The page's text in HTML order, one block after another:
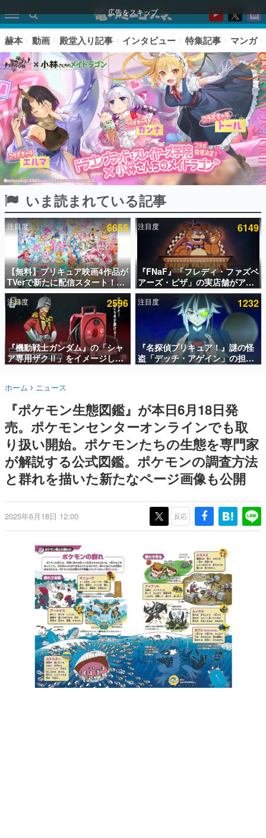
広告をスキップ
ピックアップ
電ファミのいま読まれている記事ランキング
アプリセール情報
インタビュー
連載・特集一覧
殿堂入り記事
SNS拡散数が数千以上！ ページビュー数万以上！ などな
ど。多くの人々に読まれた、電ファミ渾身の“殿堂入り”記
事をまとめました。
名作ゲームクリエイターの方々に製作時のエピソードをお
きます。
赫本
この物語を解いてはいけない。『赫本』は、〈試験問題〉
の形をした短編ホラー小説集です。
新世代に訊く
これからのデジタルゲーム市場を担う若きクリエイター達
ゲーム世代の作家たち
ゲームに多大な影響を受けた作家さんに取材し、ゲームが
画です。
日本モバイルゲーム産業史
日本のモバイルゲーム史における主要なトピック・タイト
ルを網羅するほか、開発者へのインタビューや識者による
解説を掲載。約20年の歴史が一望できる決定版！
若ゲのいたり〜ゲームクリエイターの青春〜
『うつヌケ』『ペンと箸』等で知られるマンガ家・田中圭
一先生によるゲーム業界レポートマンガです。
なんでゲームは面白い？
ゲーム開発者・hamatsu氏がゲームの魅力を画面や操作の
具体的な形から解き明かしていく、硬派で骨太な評論連載
赫本 動画 殿堂入り記事 インタビュー 特集記事 マンガ
いま読まれている記事
注目度 6655
【無料】プリキュア映画4作品が
TVerで新たに配信スタート！な
んと2018年～2024年の映画ほぼ
すべてが見放題に、ぶっちゃけ
ありえないラインナップ
注目度 6149
『FNaF』「フレディ・ファズベ
アーズ・ピザ」の実店舗がアメ
リカの商業施設「American
Dream」に2027年オープン！
ScottGamesとの共同開発、食
事だけでなくステージショーや
没入型のホラー体験も楽しめる
注目度 2596
『機動戦士ガンダム』の「シャ
ア専用ザクⅡ」をイメージした
散水ホースリールが予約開始。
ークやジオン公国軍のエンブレ
ム、型式番号などを配置
注目度 1232
『名探偵プリキュア！』謎の怪
盗「デッチ・アゲイン」の担当
キャストは天﨑滉平さんと判
ホーム ニュース
『ポケモン生態図鑑』が本日6月18日発
売。ポケモンセンターオンラインでも取
り扱い開始。ポケモンたちの生態を専門家
が解説する公式図鑑。ポケモンの調査方法
と群れを描いた新たなページ画像も公開
2025年6月18日 12:00 反応